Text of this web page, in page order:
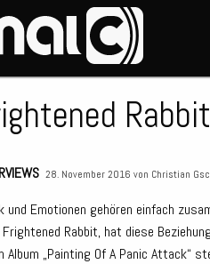
Rabbit
28. November 2016 von Christian
und Emotionen gehören einfach
Frightened Rabbit, hat diese
Album „Painting Of A Panic